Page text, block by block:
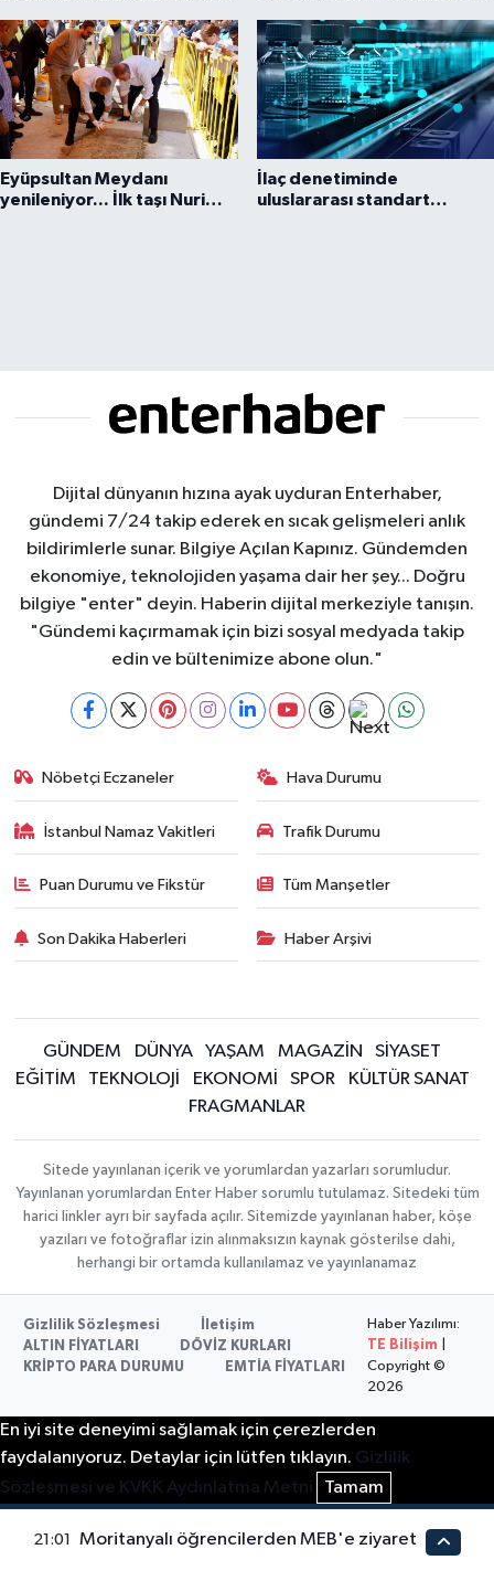
Eyüpsultan Meydanı
yenileniyor... İlk taşı Nuri
İlaç denetiminde
uluslararası standart
Dijital dünyanın hızına ayak uyduran Enterhaber,
gündemi 7/24 takip ederek en sıcak gelişmeleri anlık
bildirimlerle sunar. Bilgiye Açılan Kapınız. Gündemden
ekonomiye, teknolojiden yaşama dair her şey... Doğru
bilgiye "enter" deyin. Haberin dijital merkeziyle tanışın.
"Gündemi kaçırmamak için bizi sosyal medyada takip
edin ve bültenimize abone olun."
Nöbetçi Eczaneler Hava Durumu
İstanbul Namaz Vakitleri Trafik Durumu
Puan Durumu ve Fikstür Tüm Manşetler
Son Dakika Haberleri Haber Arşivi
GÜNDEM DÜNYA YAŞAM MAGAZİN
SİYASET
EĞİTİM
TEKNOLOJİ EKONOMİ SPOR
KÜLTÜR SANAT
FRAGMANLAR
Sitede yayınlanan içerik ve yorumlardan yazarları sorumludur.
Yayınlanan yorumlardan Enter Haber sorumlu tutulamaz. Sitedeki tüm
harici linkler ayrı bir sayfada açılır. Sitemizde yayınlanan haber, köşe
yazıları ve fotoğraflar izin alınmaksızın kaynak gösterilse dahi,
herhangi bir ortamda kullanılamaz ve yayınlanamaz
Gizlilik Sözleşmesi
İletişim
ALTIN FİYATLARI
DÖVİZ KURLARI
KRİPTO PARA DURUMU
EMTİA FİYATLARI
Haber Yazılımı:
TE Bilişim
Copyright ©
2026
En iyi site deneyimi sağlamak için çerezlerden
faydalanıyoruz. Detaylar için lütfen tıklayın. Gizlilik
Sözleşmesi ve KVKK Aydınlatma Metni
Tamam
21:01 Moritanyalı öğrencilerden MEB'e ziyaret